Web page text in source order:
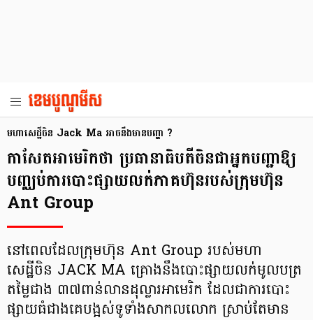
មហាសេដ្ឋីចិន Jack Ma អាចនឹង​មានបញ្ហា ?
កាសែត​អាមេរិក​​ថា ប្រធានាធិបតី​ចិន​​​ជា​អ្នក​បញ្ជា​ឱ្យ​
បញ្ឈប់​ការបោះផ្សាយ​លក់​ភាគហ៊ុន​របស់​ក្រុមហ៊ុន
Ant Group
នៅពេលដែល​ក្រុមហ៊ុន Ant Group របស់មហា
សេដ្ឋីចិន JACK MA គ្រោងនឹងបោះផ្សាយ​លក់​មូលបត្រ​
តម្លៃ​ជាង ៣៧ពាន់​លាន​ដុល្លារ​អាមេរិក ដែលជា​ការបោះ​
ផ្សាយ​ធំ​ជាង​គេ​បង្អស់​ទូទាំង​សាកលលោក ស្រាប់តែ​មាន​